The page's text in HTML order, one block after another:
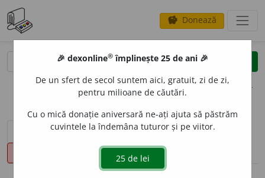
savings Donează
clear
opțiuni
sinteza definițiilor (1) definiții (12)
declinări
🎉 dexonline® împlinește 25 de ani 🎉
De un sfert de secol suntem aici, gratuit, zi de zi,
pentru milioane de căutări.
Cu o mică donație aniversară ne-ați ajuta să păstrăm
cuvintele la îndemâna tuturor și pe viitor.